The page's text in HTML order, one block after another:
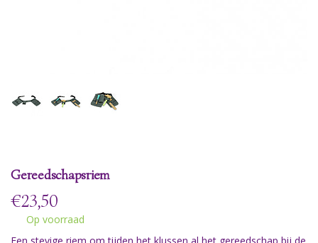
Gereedschapsriem
€23,50
Op voorraad